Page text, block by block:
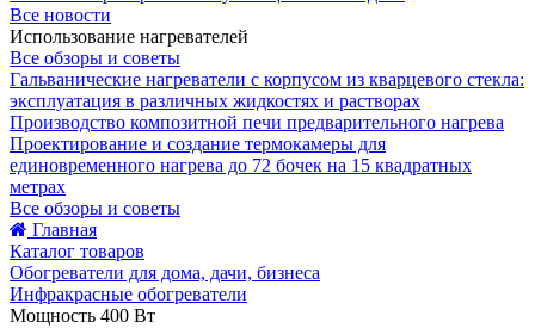
Все новости
Использование нагревателей
Все обзоры и советы
Гальванические нагреватели с корпусом из кварцевого стекла:
эксплуатация в различных жидкостях и растворах
Производство композитной печи предварительного нагрева
Проектирование и создание термокамеры для
единовременного нагрева до 72 бочек на 15 квадратных
метрах
Все обзоры и советы
Главная
Каталог товаров
Обогреватели для дома, дачи, бизнеса
Инфракрасные обогреватели
Мощность 400 Вт